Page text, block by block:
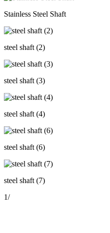
Stainless Steel Shaft
steel shaft (2)
steel shaft (3)
steel shaft (4)
steel shaft (6)
steel shaft (7)
1/